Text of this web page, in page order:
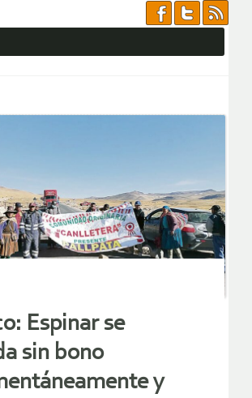
Espinar se
sin bono
y